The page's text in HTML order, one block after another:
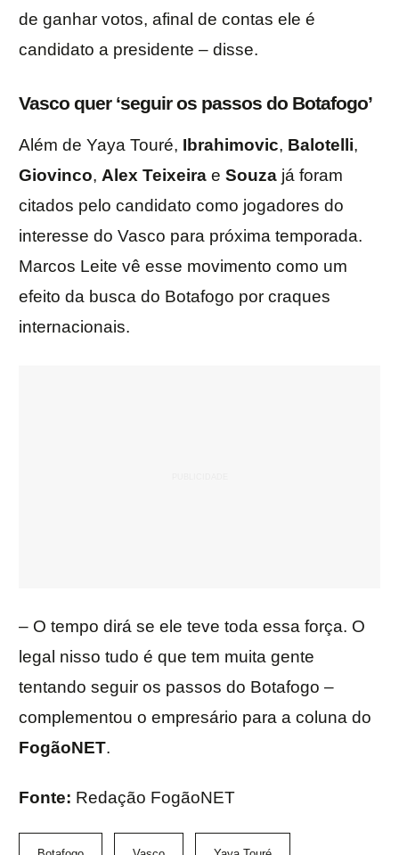
de ganhar votos, afinal de contas ele é
candidato a presidente – disse.
Vasco quer ‘seguir os passos do Botafogo’
Além de Yaya Touré, Ibrahimovic, Balotelli,
Giovinco, Alex Teixeira e Souza já foram
citados pelo candidato como jogadores do
interesse do Vasco para próxima temporada.
Marcos Leite vê esse movimento como um
efeito da busca do Botafogo por craques
internacionais.
– O tempo dirá se ele teve toda essa força. O
legal nisso tudo é que tem muita gente
tentando seguir os passos do Botafogo –
complementou o empresário para a coluna do
FogãoNET.
Fonte: Redação FogãoNET